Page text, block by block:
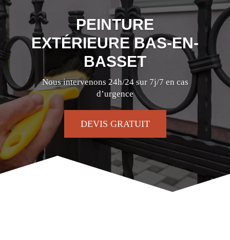
PEINTURE
EXTÉRIEURE BAS-EN-
BASSET
Nous intervenons 24h/24 sur 7j/7 en cas
d’urgence
DEVIS GRATUIT